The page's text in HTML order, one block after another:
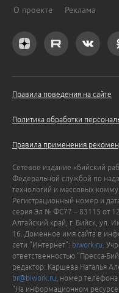
О проекте Реклама
Правила поведения на сайте
Политика обработки
Правила применения
Сетевое издание «Бийский
Федеральной службой по
технологий и массовых
Регистрационный номер и
серия Эл № ФС77 – 83115 от
Алтайский край, г. Бийск, ул.
16. Доменное имя сайта в
сети "Интернет": biwork.ru .
ответственностью "Пресса-
редактор: Каршева Наталья
br@biwork.ru , номер
"На информационном